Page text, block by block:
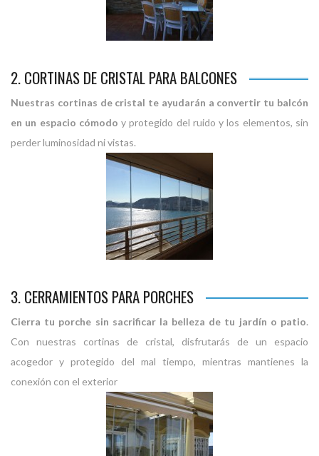
2. CORTINAS DE CRISTAL PARA BALCONES
Nuestras cortinas de cristal te ayudarán a convertir tu balcón
en un espacio cómodo y protegido del ruido y los elementos, sin
perder luminosidad ni vistas.
3. CERRAMIENTOS PARA PORCHES
Cierra tu porche sin sacrificar la belleza de tu jardín o patio.
Con nuestras cortinas de cristal, disfrutarás de un espacio
acogedor y protegido del mal tiempo, mientras mantienes la
conexión con el exterior